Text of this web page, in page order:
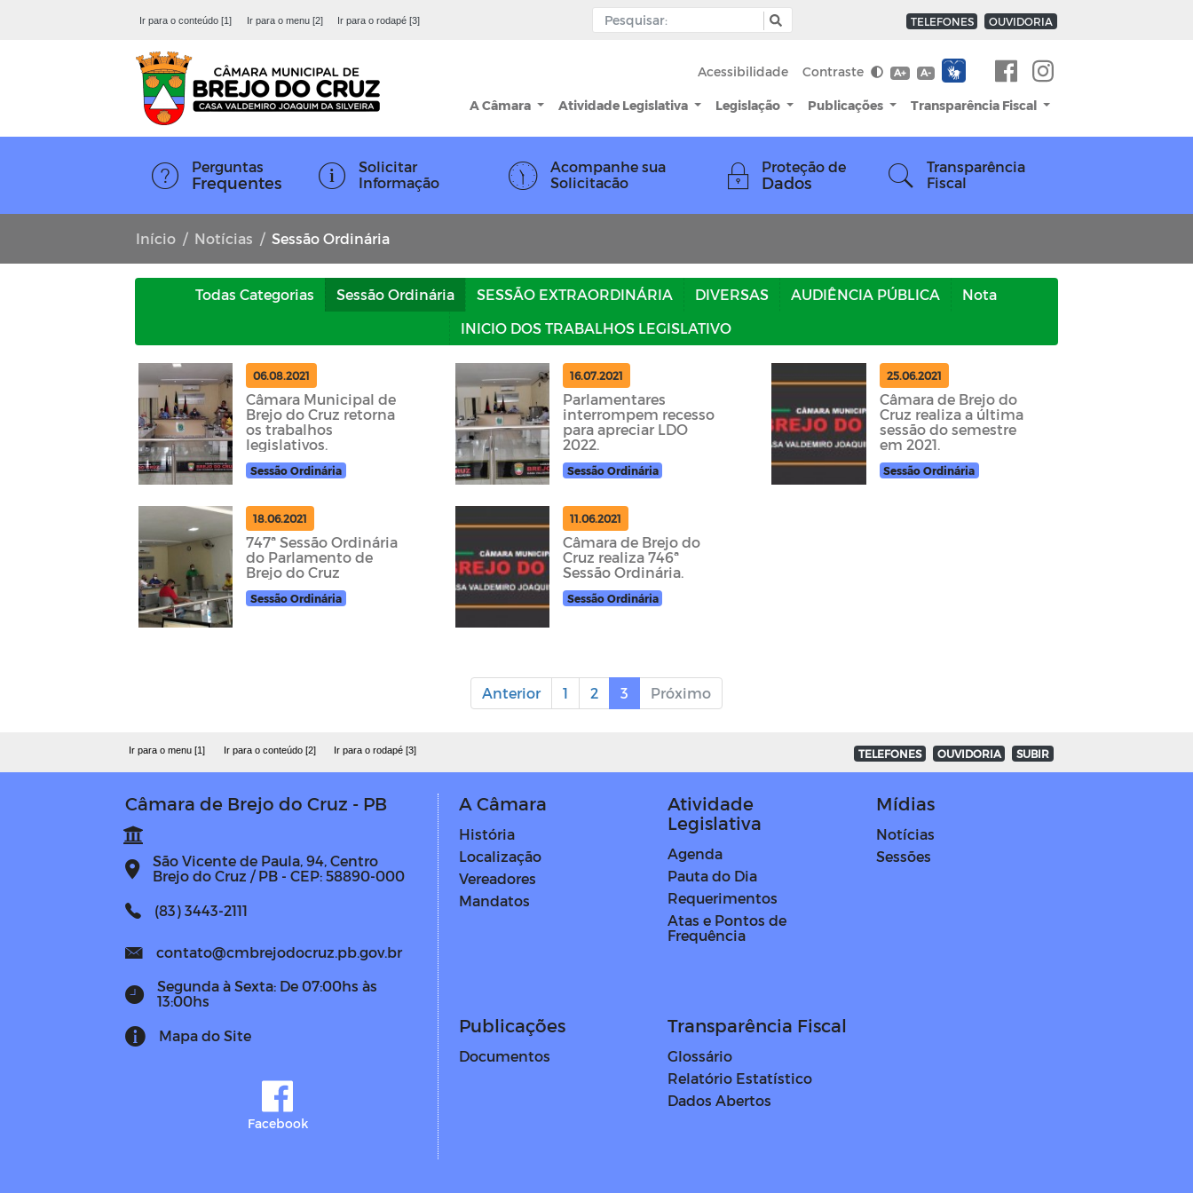
Ir para o conteúdo [1] Ir para o menu [2] Ir para o rodapé [3] TELEFONES OUVIDORIA
Acessibilidade Contraste A+ A-
A Câmara Atividade Legislativa Legislação Publicações Transparência Fiscal
Perguntas
Frequentes
Solicitar
Informação
Acompanhe sua
Solicitacão
Proteção de
Dados
Transparência
Fiscal
Início Notícias Sessão Ordinária
Todas Categorias Sessão Ordinária SESSÃO EXTRAORDINÁRIA DIVERSAS AUDIÊNCIA PÚBLICA
Nota
INICIO DOS TRABALHOS LEGISLATIVO
06.08.2021
Câmara Municipal de
Brejo do Cruz retorna
os trabalhos
legislativos.
Sessão Ordinária
16.07.2021
Parlamentares
interrompem recesso
para apreciar LDO
2022.
Sessão Ordinária
25.06.2021
Câmara de Brejo do
Cruz realiza a última
sessão do semestre
em 2021.
Sessão Ordinária
18.06.2021
747ª Sessão Ordinária
do Parlamento de
Brejo do Cruz
Sessão Ordinária
11.06.2021
Câmara de Brejo do
Cruz realiza 746ª
Sessão Ordinária.
Sessão Ordinária
Anterior 1 2 3 Próximo
Ir para o menu [1] Ir para o conteúdo [2] Ir para o rodapé [3] TELEFONES OUVIDORIA SUBIR
Câmara de Brejo do Cruz - PB
São Vicente de Paula, 94, Centro
Brejo do Cruz / PB - CEP: 58890-000
(83) 3443-2111
contato@cmbrejodocruz.pb.gov.br
Segunda à Sexta: De 07:00hs às
13:00hs
Mapa do Site
Facebook
A Câmara
História
Localização
Vereadores
Mandatos
Atividade
Legislativa
Agenda
Pauta do Dia
Requerimentos
Atas e Pontos de
Frequência
Mídias
Notícias
Sessões
Publicações
Documentos
Transparência Fiscal
Glossário
Relatório Estatístico
Dados Abertos